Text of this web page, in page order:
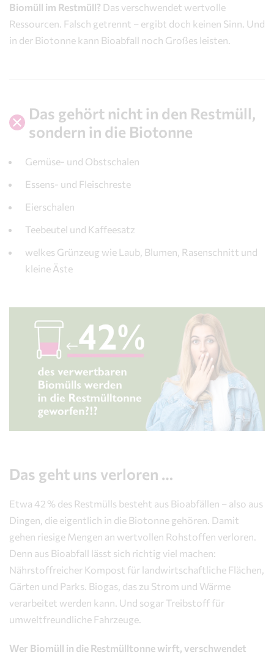
Biomüll im Restmüll? Das verschwendet wertvolle
Ressourcen. Falsch getrennt – ergibt doch keinen Sinn. Und
in der Biotonne kann Bioabfall noch Großes leisten.
Das gehört nicht in den Restmüll,
sondern in die Biotonne
Gemüse- und Obstschalen
Essens- und Fleischreste
Eierschalen
Teebeutel und Kaffeesatz
welkes Grünzeug wie Laub, Blumen, Rasenschnitt und
kleine Äste
Das geht uns verloren …
Etwa 42 % des Restmülls besteht aus Bioabfällen – also aus
Dingen, die eigentlich in die Biotonne gehören. Damit
gehen riesige Mengen an wertvollen Rohstoffen verloren.
Denn aus Bioabfall lässt sich richtig viel machen:
Nährstoffreicher Kompost für landwirtschaftliche Flächen,
Gärten und Parks. Biogas, das zu Strom und Wärme
verarbeitet werden kann. Und sogar Treibstoff für
umweltfreundliche Fahrzeuge.
Wer Biomüll in die Restmülltonne wirft, verschwendet